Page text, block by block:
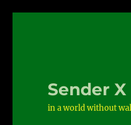
Sender X
in a world without